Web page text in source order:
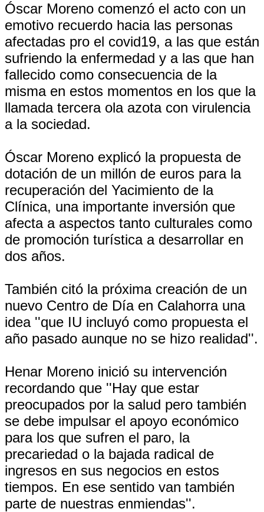
Óscar Moreno comenzó el acto con un
emotivo recuerdo hacia las personas
afectadas pro el covid19, a las que están
sufriendo la enfermedad y a las que han
fallecido como consecuencia de la
misma en estos momentos en los que la
llamada tercera ola azota con virulencia
a la sociedad.
Óscar Moreno explicó la propuesta de
dotación de un millón de euros para la
recuperación del Yacimiento de la
Clínica, una importante inversión que
afecta a aspectos tanto culturales como
de promoción turística a desarrollar en
dos años.
También citó la próxima creación de un
nuevo Centro de Día en Calahorra una
idea ''que IU incluyó como propuesta el
año pasado aunque no se hizo realidad''.
Henar Moreno inició su intervención
recordando que ''Hay que estar
preocupados por la salud pero también
se debe impulsar el apoyo económico
para los que sufren el paro, la
precariedad o la bajada radical de
ingresos en sus negocios en estos
tiempos. En ese sentido van también
parte de nuestras enmiendas''.